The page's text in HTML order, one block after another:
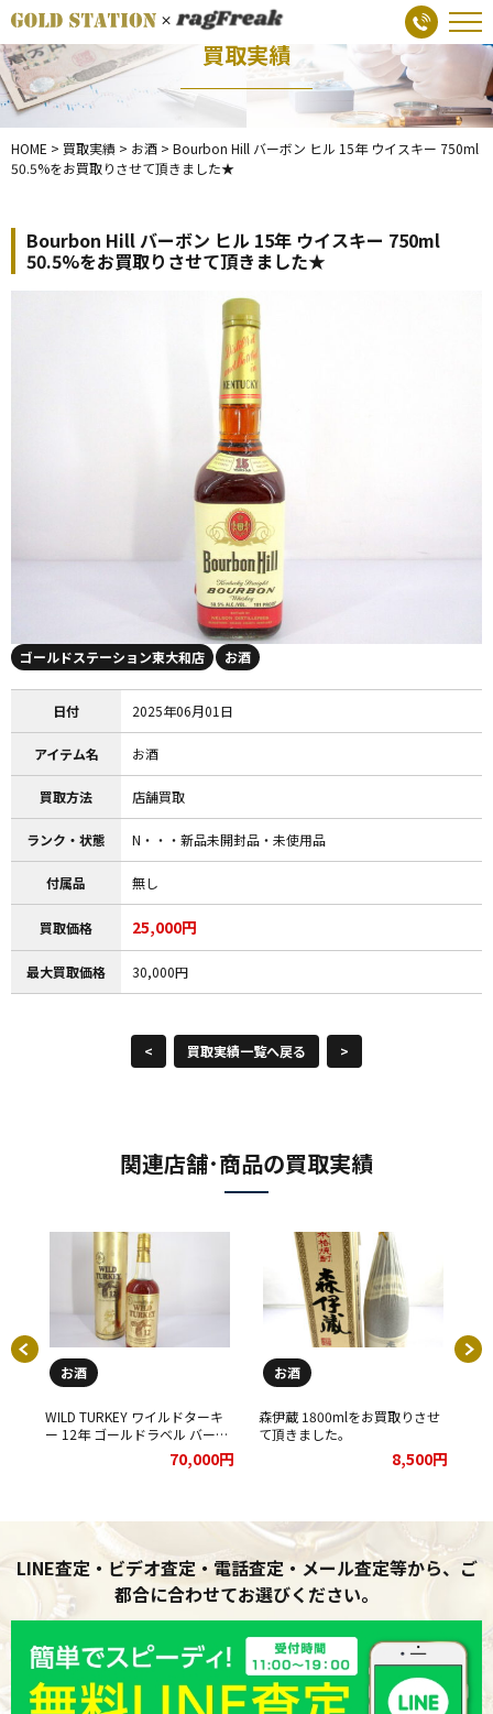
買取実績
HOME > 買取実績 > お酒 > Bourbon Hill バーボン ヒル 15年 ウイスキー 750ml
50.5%をお買取りさせて頂きました★
Bourbon Hill バーボン ヒル 15年 ウイスキー 750ml
50.5%をお買取りさせて頂きました★
ゴールドステーション東大和店 お酒
日付 2025年06月01日
アイテム名 お酒
買取方法 店舗買取
ランク・状態 N・・・新品未開封品・未使用品
付属品 無し
買取価格 25,000円
最大買取価格 30,000円
< 買取実績一覧へ戻る >
関連店舗･商品の買取実績
お酒
WILD TURKEY ワイルドターキ
ー 12年 ゴールドラベル バーボ
ン ウイスキー 750ml 50.5％ を
お買取りさせて頂きました★
70,000円
お酒
森伊蔵 1800mlをお買取りさせ
て頂きました。
8,500円
LINE査定・ビデオ査定・電話査定・メール査定等から、ご
都合に合わせてお選びください。